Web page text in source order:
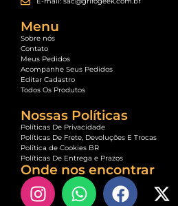
Menu
Sobre nós
Contato
Meus Pedidos
Acompanhe Seus Pedidos
Editar Cadastro
Todos Os Produtos
Nossas Políticas
Políticas De Privacidade
Políticas De Frete, Devoluções E Trocas
Política de Cookies BR
Políticas De Entrega e Prazos
Onde nos encontrar